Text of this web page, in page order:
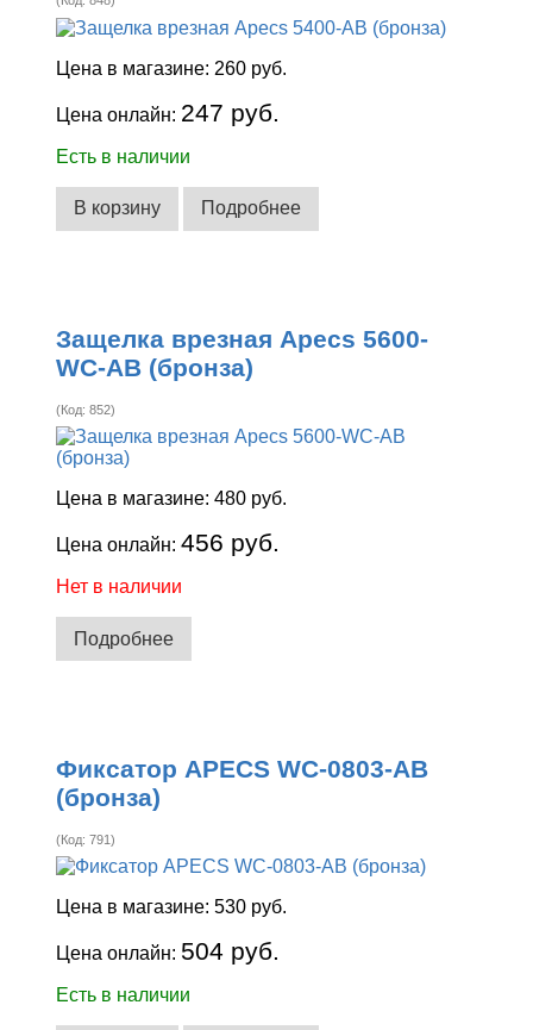
Цена в магазине: 260 руб.
Цена онлайн: 247 руб.
Есть в наличии
В корзину Подробнее
Защелка врезная Apecs 5600-
WC-AB (бронза)
(Код:852)
Цена в магазине:480 руб.
Цена онлайн:456 руб.
Нет в наличии
Подробнее
Фиксатор APECS WC-0803-AB
(бронза)
(Код:791)
Цена в магазине:530 руб.
Цена онлайн: 504 руб.
Есть в наличии